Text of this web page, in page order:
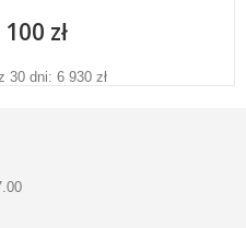
zł
30 dni: 6 930 zł